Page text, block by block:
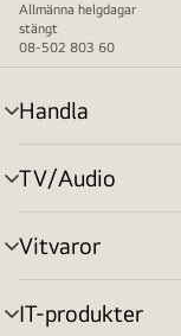
Allmänna helgdagar
stängt
08-502 803 60
Handla
menyväxling
TV/Audio
menyväxling
Vitvaror
menyväxling
IT-produkter
menyväxling